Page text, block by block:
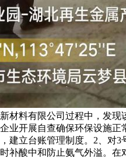
材料有限公司过程中，发
业开展自查确保环保设施
建立台账管理制度。2、对
补酸中和防止氨气外溢。